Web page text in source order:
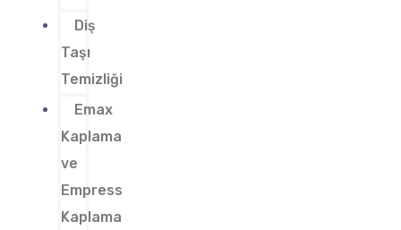
Diş
Taşı
Temizliği
Emax
Kaplama
ve
Empress
Kaplama